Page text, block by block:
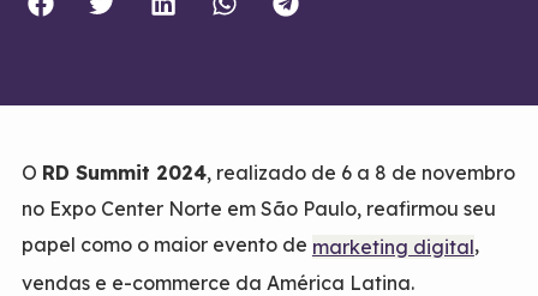
O RD Summit 2024, realizado de 6 a 8 de novembro
no Expo Center Norte em São Paulo, reafirmou seu
papel como o maior evento de marketing digital,
vendas e e-commerce da América Latina.